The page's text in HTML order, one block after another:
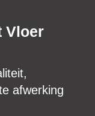
Vloer
afwerking